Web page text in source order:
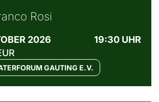
Rosi
2026
19:30 UHR
GAUTING E.V.